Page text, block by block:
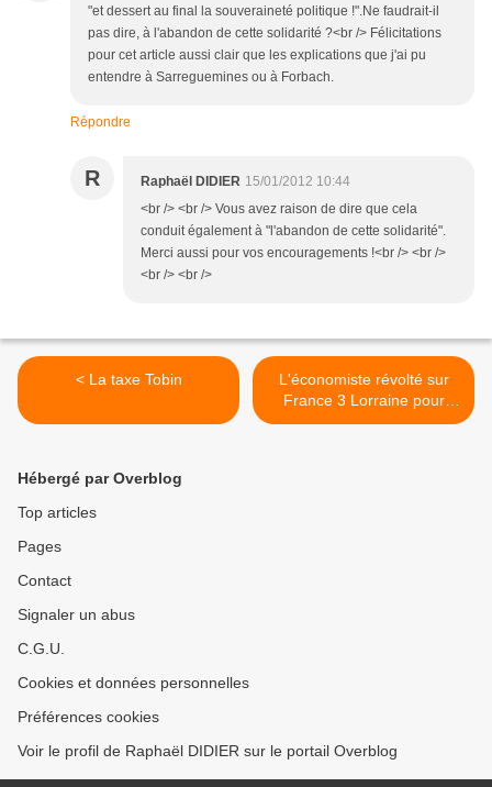
"et dessert au final la souveraineté politique !".Ne faudrait-il
pas dire, à l'abandon de cette solidarité ?<br /> Félicitations
pour cet article aussi clair que les explications que j'ai pu
entendre à Sarreguemines ou à Forbach.
Répondre
R Raphaël DIDIER 15/01/2012 10:44
<br /> <br /> Vous avez raison de dire que cela
conduit également à "l'abandon de cette solidarité".
Merci aussi pour vos encouragements !<br /> <br />
<br /> <br />
< La taxe Tobin
L'économiste révolté sur
France 3 Lorraine pour
parler du triple A >
Hébergé par Overblog
Top articles
Pages
Contact
Signaler un abus
C.G.U.
Cookies et données personnelles
Préférences cookies
Voir le profil de Raphaël DIDIER sur le portail Overblog